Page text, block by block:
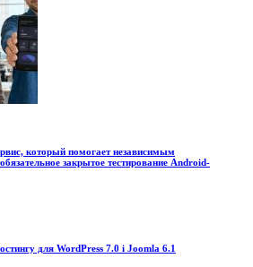
который помогает независимым
закрытое тестирование Android-
для WordPress 7.0 і Joomla 6.1